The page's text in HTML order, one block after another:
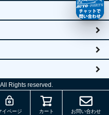
イページ カート お問い合わせ
Rights reserved.